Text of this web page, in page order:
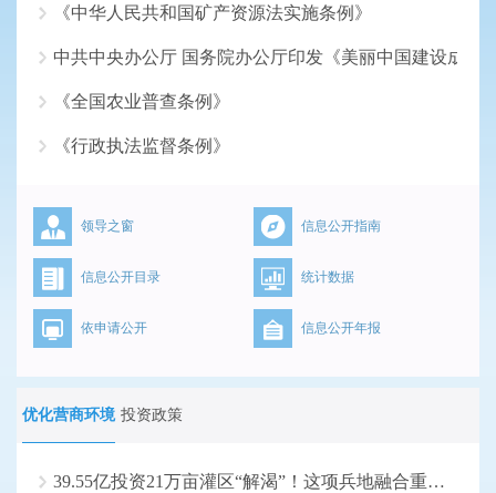
《中华人民共和国矿产资源法实施条例》
中共中央办公厅 国务院办公厅印发《美丽中国建设成效
《全国农业普查条例》
《行政执法监督条例》
领导之窗 信息公开指南
信息公开目录 统计数据
依申请公开 信息公开年报
优化营商环境 投资政策
39.55亿投资21万亩灌区“解渴”！这项兵地融合重大水...